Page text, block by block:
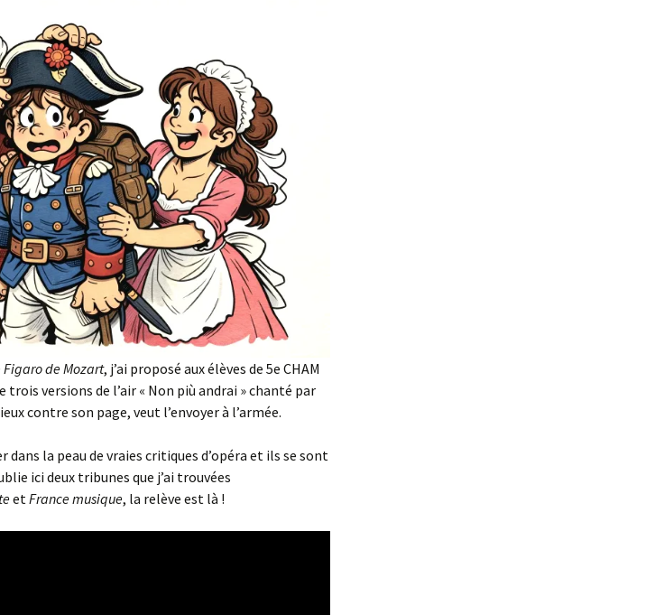
Figaro de Mozart, j’ai proposé aux élèves de 5e CHAM
trois versions de l’air « Non più andrai » chanté par
contre son page, veut l’envoyer à l’armée.
dans la peau de vraies critiques d’opéra et ils se sont
ici deux tribunes que j’ai trouvées
etFrance musique, la relève est là !